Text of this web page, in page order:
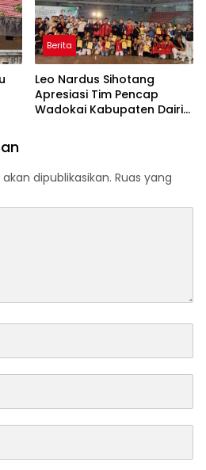
Berita
Leo Nardus Sihotang
Apresiasi Tim Pencap
Wadokai Kabupaten Dairi
dipublikasikan. Ruas yang